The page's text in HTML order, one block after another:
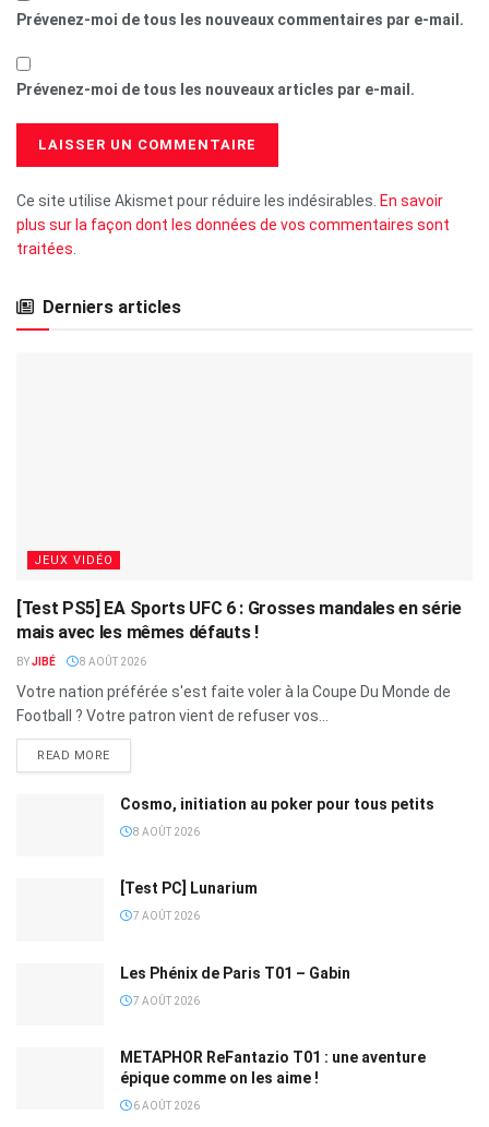
Prévenez-moi de tous les nouveaux commentaires par e-mail.
Prévenez-moi de tous les nouveaux articles par e-mail.
Ce site utilise Akismet pour réduire les indésirables. En savoir
plus sur la façon dont les données de vos commentaires sont
traitées
Derniers articles
JEUX VIDÉO
[Test PS5] EA Sports UFC 6 : Grosses mandales en série
mais avec les mêmes défauts !
BYJIBÉ 8 AOÛT 2026
Votre nation préférée s'est faite voler à la Coupe Du Monde de
Football ? Votre patron vient de refuser vos...
READ MORE
Cosmo, initiation au poker pour tous petits
8 AOÛT 2026
[Test PC] Lunarium
7 AOÛT 2026
Les Phénix de Paris T01 – Gabin
7 AOÛT 2026
METAPHOR ReFantazio T01 : une aventure
épique comme on les aime !
6 AOÛT 2026